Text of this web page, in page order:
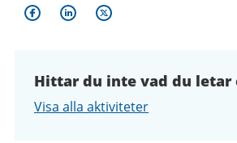
Hittar du inte vad du letar
Visa alla aktiviteter